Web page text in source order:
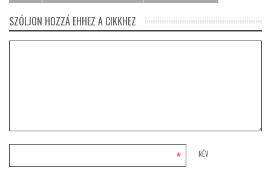
SZÓLJON HOZZÁ EHHEZ A CIKKHEZ
NÉV
*